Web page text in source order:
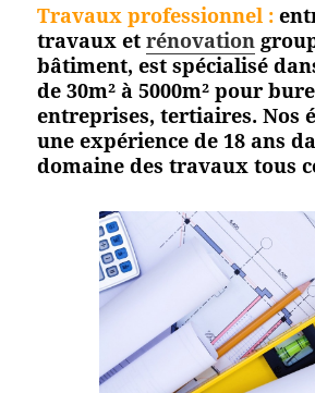
Travaux professionnel :
travaux etrénovation
bâtiment, est spécialisé
de 30m² à 5000m² pour
entreprises, tertiaires. Nos
une expérience de 18 ans
domaine des travaux tous